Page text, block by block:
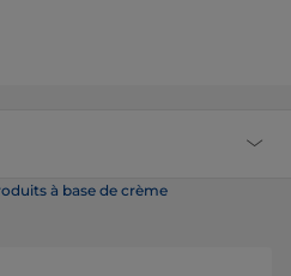
à base de crème